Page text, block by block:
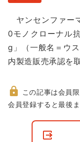
に
動
ヤンセンファー
0モノクローナル
g」（一般名＝ウ
内製造販売承認
非
この記事は会員限
会員登録すると最後